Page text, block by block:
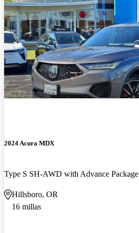
2024 Acura MDX
Type S SH-AWD with Advance Package
Hillsboro, OR
16 millas